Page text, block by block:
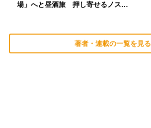
場」へと昼酒旅 押し寄せるノス…
著者・連載の一覧を見る